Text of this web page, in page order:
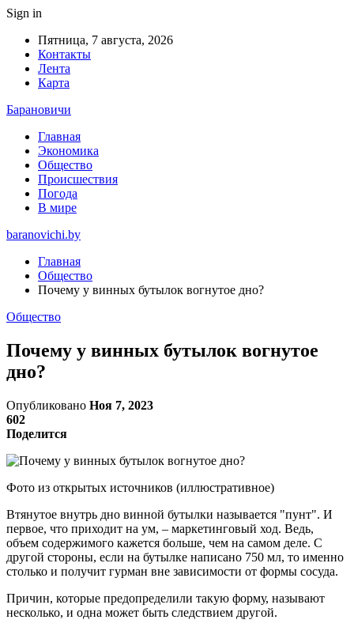
Sign in
Пятница, 7 августа, 2026
Контакты
Лента
Карта
Барановичи
Главная
Экономика
Общество
Происшествия
Погода
В мире
baranovichi.by
Главная
Общество
Почему у винных бутылок вогнутое дно?
Общество
Почему у винных бутылок вогнутое
дно?
Опубликовано Ноя 7, 2023
602
Поделится
Фото из открытых источников (иллюстративное)
Втянутое внутрь дно винной бутылки называется "пунт". И
первое, что приходит на ум, – маркетинговый ход. Ведь,
объем содержимого кажется больше, чем на самом деле. С
другой стороны, если на бутылке написано 750 мл, то именно
столько и получит гурман вне зависимости от формы сосуда.
Причин, которые предопределили такую форму, называют
несколько, и одна может быть следствием другой.